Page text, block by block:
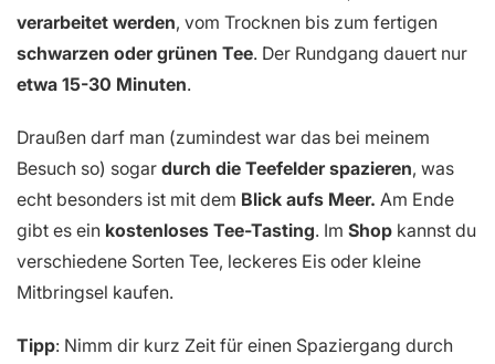
verarbeitet werden, vom Trocknen bis zum fertigen
schwarzen oder grünen Tee. Der Rundgang dauert nur
etwa 15-30 Minuten.
Draußen darf man (zumindest war das bei meinem
Besuch so) sogar durch die Teefelder spazieren, was
echt besonders ist mit dem Blick aufs Meer. Am Ende
gibt es ein kostenloses Tee-Tasting. Im Shop kannst du
verschiedene Sorten Tee, leckeres Eis oder kleine
Mitbringsel kaufen.
Tipp: Nimm dir kurz Zeit für einen Spaziergang durch